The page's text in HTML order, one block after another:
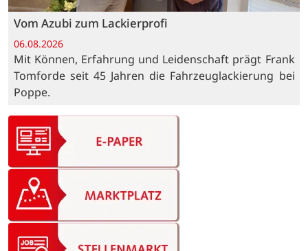
Vom Azubi zum Lackierprofi
06.08.2026
Mit Können, Erfahrung und Leidenschaft prägt Frank
Tomforde seit 45 Jahren die Fahrzeuglackierung bei
Poppe.